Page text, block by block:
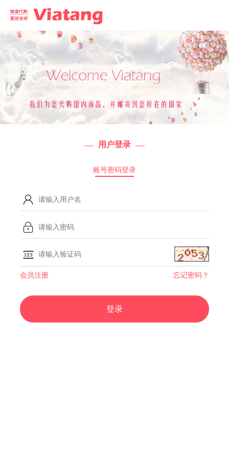
用户登录
账号密码登录
会员注册 忘记密码？
登录